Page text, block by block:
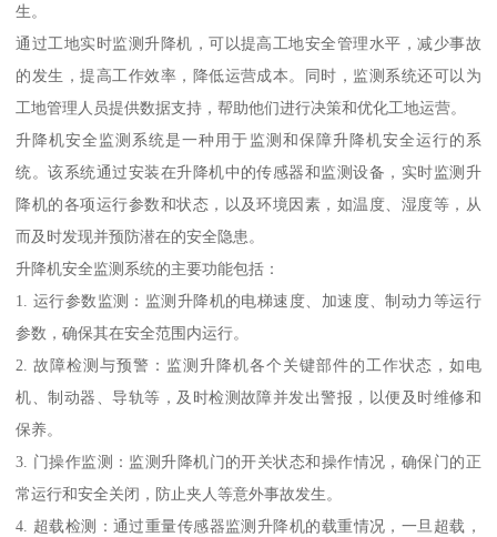
生。
通过工地实时监测升降机，可以提高工地安全管理水平，减少事故
的发生，提高工作效率，降低运营成本。同时，监测系统还可以为
工地管理人员提供数据支持，帮助他们进行决策和优化工地运营。
升降机安全监测系统是一种用于监测和保障升降机安全运行的系
统。该系统通过安装在升降机中的传感器和监测设备，实时监测升
降机的各项运行参数和状态，以及环境因素，如温度、湿度等，从
而及时发现并预防潜在的安全隐患。
升降机安全监测系统的主要功能包括：
1. 运行参数监测：监测升降机的电梯速度、加速度、制动力等运行
参数，确保其在安全范围内运行。
2. 故障检测与预警：监测升降机各个关键部件的工作状态，如电
机、制动器、导轨等，及时检测故障并发出警报，以便及时维修和
保养。
3. 门操作监测：监测升降机门的开关状态和操作情况，确保门的正
常运行和安全关闭，防止夹人等意外事故发生。
4. 超载检测：通过重量传感器监测升降机的载重情况，一旦超载，